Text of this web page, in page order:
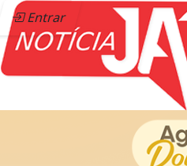
Entrar